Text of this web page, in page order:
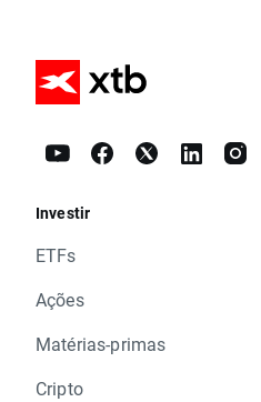
Investir
ETFs
Ações
Matérias-primas
Cripto